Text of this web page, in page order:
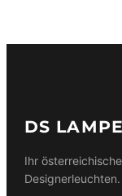
DS
Ihr